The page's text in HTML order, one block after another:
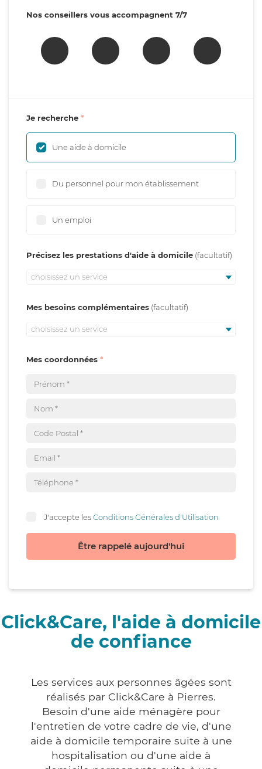
Nos conseillers vous accompagnent 7/7
Je recherche
Une aide à domicile
Du personnel pour mon établissement
Un emploi
Précisez les prestations d'aide à domicile
choisissez un service
Mes besoins complémentaires
choisissez un service
Mes coordonnées
J'accepte lesConditions Générales d'Utilisation
Être rappelé aujourd'hui
Click&Care, l'aide à domicile
de confiance
Les services aux personnes âgées sont
réalisés par Click&Care à Pierres.
Besoin d'une aide ménagère pour
l'entretien de votre cadre de vie, d'une
aide à domicile temporaire suite à une
hospitalisation ou d'une aide à